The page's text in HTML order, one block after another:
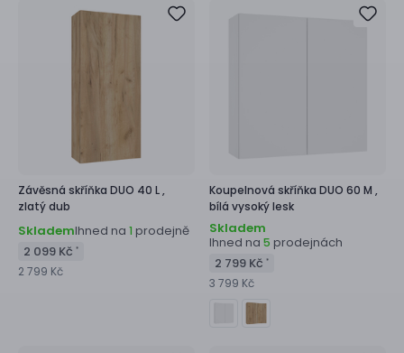
Závěsná skříňka DUO 40 L ,
zlatý dub
SklademIhned na 1 prodejně
2 099 Kč *
2 799 Kč
Koupelnová skříňka DUO 60 M ,
bílá vysoký lesk
Skladem
Ihned na 5 prodejnách
2 799 Kč *
3 799 Kč